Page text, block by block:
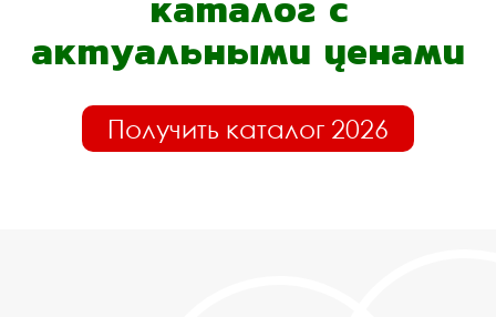
актуальными ценами
Получить каталог 2026